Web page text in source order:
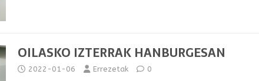
OILASKO IZTERRAK HANBURGESAN
2022-01-06 Errezetak 0